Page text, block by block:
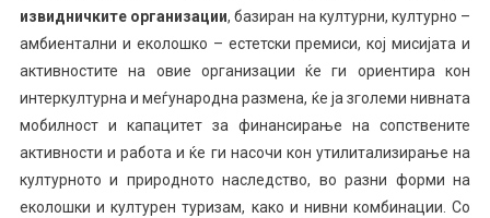
извидничките организации, базиран на културни, културно –
амбиентални и еколошко – естетски премиси, кој мисијата и
активностите на овие организации ќе ги ориентира кон
интеркултурна и меѓународна размена, ќе ја зголеми нивната
мобилност и капацитет за финансирање на сопствените
активности и работа и ќе ги насочи кон утилитализирање на
културното и природното наследство, во разни форми на
еколошки и културен туризам, како и нивни комбинации. Со